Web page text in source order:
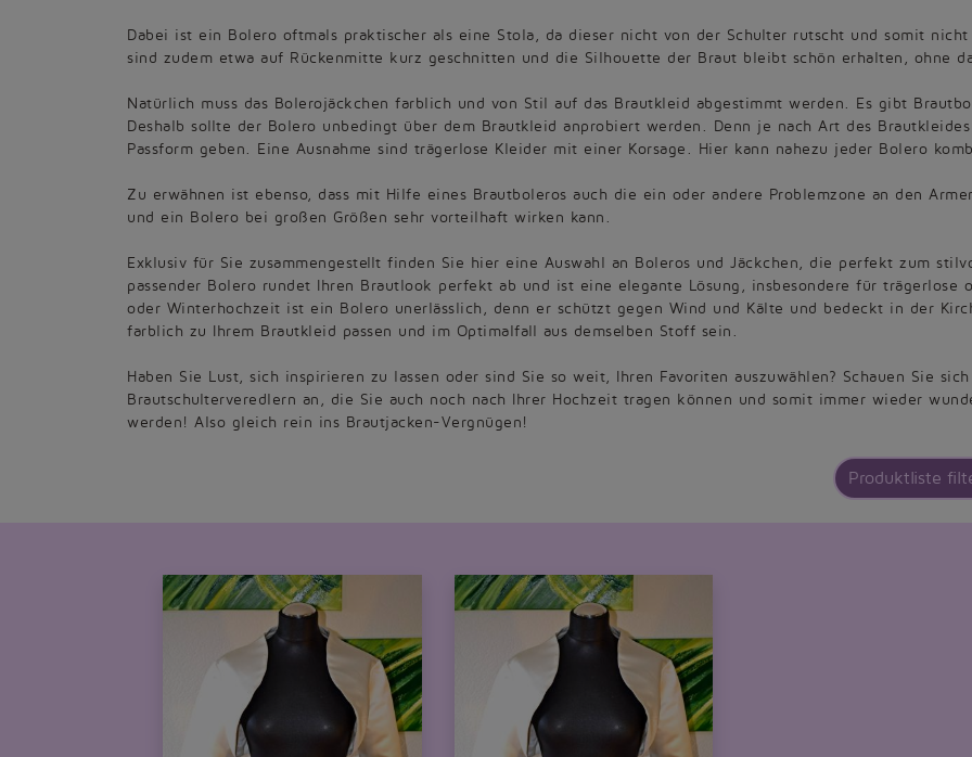
Dabei ist ein Bolero oftmals praktischer als eine Stola, da dieser nicht von der Schulter rutscht und somit
sind zudem etwa auf Rückenmitte kurz geschnitten und die Silhouette der Braut bleibt schön erhalten, ohne
Natürlich muss das Bolerojäckchen farblich und von Stil auf das Brautkleid abgestimmt werden. Es gibt
Deshalb sollte der Bolero unbedingt über dem Brautkleid anprobiert werden. Denn je nach Art des
Passform geben. Eine Ausnahme sind trägerlose Kleider mit einer Korsage. Hier kann nahezu jeder Bolero
Zu erwähnen ist ebenso, dass mit Hilfe eines Brautboleros auch die ein oder andere Problemzone an den
und ein Bolero bei großen Größen sehr vorteilhaft wirken kann.
Exklusiv für Sie zusammengestellt finden Sie hier eine Auswahl an Boleros und Jäckchen, die perfekt zum
passender Bolero rundet Ihren Brautlook perfekt ab und ist eine elegante Lösung, insbesondere für trägerlose
oder Winterhochzeit ist ein Bolero unerlässlich, denn er schützt gegen Wind und Kälte und bedeckt in der
farblich zu Ihrem Brautkleid passen und im Optimalfall aus demselben Stoff sein.
Haben Sie Lust, sich inspirieren zu lassen oder sind Sie so weit, Ihren Favoriten auszuwählen? Schauen Sie
Brautschulterveredlern an, die Sie auch noch nach Ihrer Hochzeit tragen können und somit immer wieder
werden! Also gleich rein ins Brautjacken-Vergnügen!
Produktliste